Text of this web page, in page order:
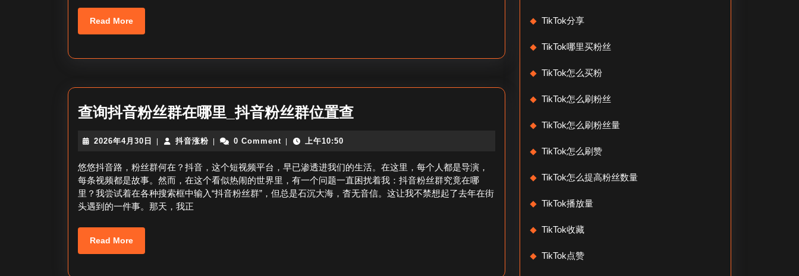
音
点
赞
设
置
位
置
Read MoreRead
More
查询抖音粉丝群在哪里_抖音粉丝群位置查查
音
粉
丝
2026年4月30日
2026
4
月
30
日
抖音涨粉抖
涨
粉
0 Comment 上午10:50
悠悠抖音路，粉丝群何在？抖音，这个短视频平台，早已渗透进我们的生活。在这里，每个人都是导演，
每条视频都是故事。然而，在这个看似热闹的世界里，有一个问题一直困扰着我：抖音粉丝群究竟在哪
里？我尝试着在各种搜索框中输入“抖音粉丝群”，但总是石沉大海，杳无音信。这让我不禁想起了去年在街
头遇到的一件事。那天，我正
Read MoreRead
More
TikTok分享
TikTok哪里买粉丝
TikTok怎么买粉
TikTok怎么刷粉丝
TikTok怎么刷粉丝量
TikTok怎么刷赞
TikTok怎么提高粉丝数量
TikTok播放量
TikTok收藏
TikTok点赞